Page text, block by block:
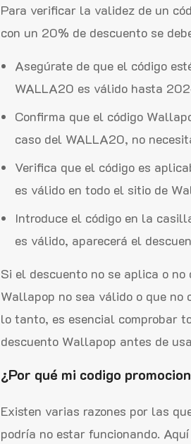
Para verificar la validez de un
con un 20% de descuento se
Asegúrate de que el código
WALLA20 es válido hasta
Confirma que el código
caso del WALLA20, no
Verifica que el código es
es válido en todo el sitio de
Introduce el código en la
es válido, aparecerá el
Si el descuento no se aplica o
Wallapop no sea válido o que no
lo tanto, es esencial comprobar
descuento Wallapop antes de
¿Por qué mi codigo
Existen varias razones por las
podría no estar funcionando.